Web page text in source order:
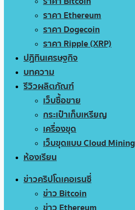
ราคา Ethereum
ราคา Dogecoin
ราคา Ripple (XRP)
ปฏิทินเศรษฐกิจ
บทความ
รีวิวผลิตภัณฑ์
เว็บซื้อขาย
กระเป๋าเก็บเหรียญ
เครื่องขุด
เว็บขุดแบบ Cloud Mining
ห้องเรียน
ข่าวคริปโตเคอเรนซี่
ข่าว Bitcoin